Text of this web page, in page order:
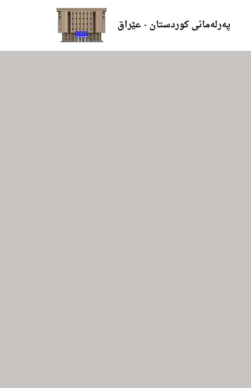
پەرلەمانی کوردستان - عێراق